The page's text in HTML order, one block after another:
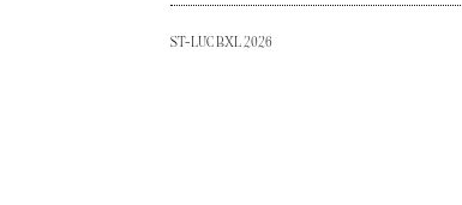
ST-LUC BXL 2026